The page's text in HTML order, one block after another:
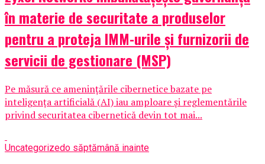
în materie de securitate a produselor
pentru a proteja IMM-urile și furnizorii de
servicii de gestionare (MSP)
Pe măsură ce amenințările cibernetice bazate pe
inteligența artificială (AI) iau amploare și reglementările
privind securitatea cibernetică devin tot mai...
Uncategorizedo săptămână inainte